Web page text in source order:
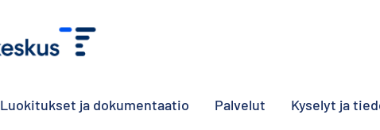
Luokitukset ja dokumentaatio Palvelut Kyselyt ja